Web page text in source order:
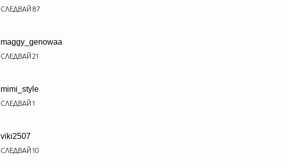
СЛЕДВАЙ 87
maggy_genowaa
СЛЕДВАЙ21
mimi_style
СЛЕДВАЙ1
viki2507
СЛЕДВАЙ10